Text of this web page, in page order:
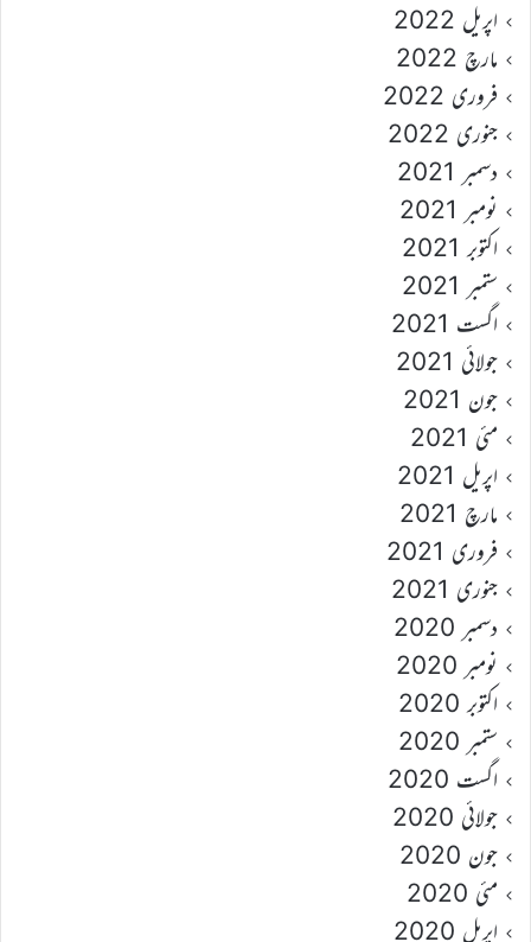
اپریل 2022
مارچ 2022
فروری 2022
جنوری 2022
دسمبر 2021
نومبر 2021
اکتوبر 2021
ستمبر 2021
اگست 2021
جولائی 2021
جون 2021
مئی 2021
اپریل 2021
مارچ 2021
فروری 2021
جنوری 2021
دسمبر 2020
نومبر 2020
اکتوبر 2020
ستمبر 2020
اگست 2020
جولائی 2020
جون 2020
مئی 2020
اپریل 2020